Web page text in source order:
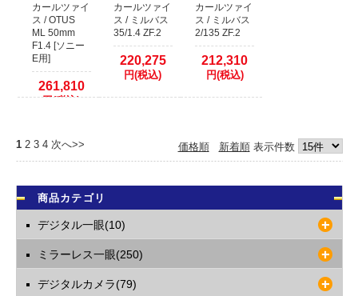
カールツァイ
ス / OTUS
ML 50mm
F1.4 [ソニー
E用]
261,810
円(税込)
カールツァイ
ス / ミルバス
35/1.4 ZF.2
220,275
円(税込)
カールツァイ
ス / ミルバス
2/135 ZF.2
212,310
円(税込)
価格順 新着順表示件数
1 2 3 4 次へ>>
商品カテゴリ
デジタル一眼(10)
ミラーレス一眼(250)
デジタルカメラ(79)